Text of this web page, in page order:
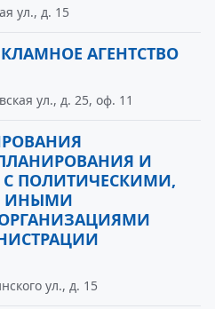
ул., д. 15
АГЕНТСТВО
ул., д. 25, оф. 11
И
ПОЛИТИЧЕСКИМИ,
ИНЫМИ
ул., д. 15